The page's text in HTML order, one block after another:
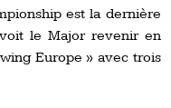
est la dernière
le Major revenir en
Europe » avec trois